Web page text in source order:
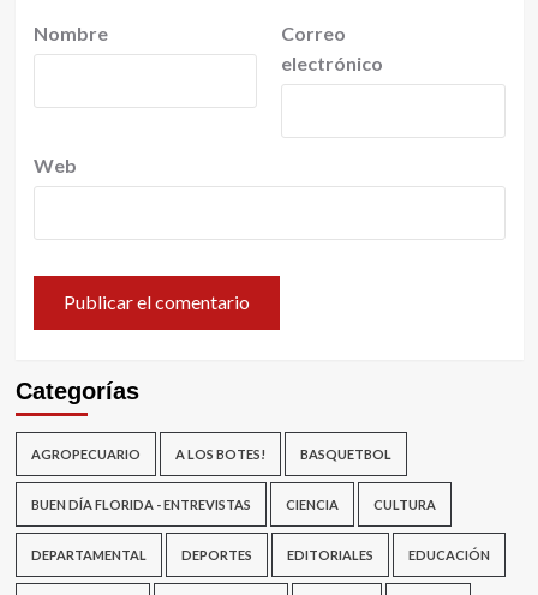
Nombre
Correo
electrónico
Web
Categorías
AGROPECUARIO A LOS BOTES! BASQUETBOL
BUEN DÍA FLORIDA - ENTREVISTAS CIENCIA CULTURA
DEPARTAMENTAL DEPORTES EDITORIALES EDUCACIÓN